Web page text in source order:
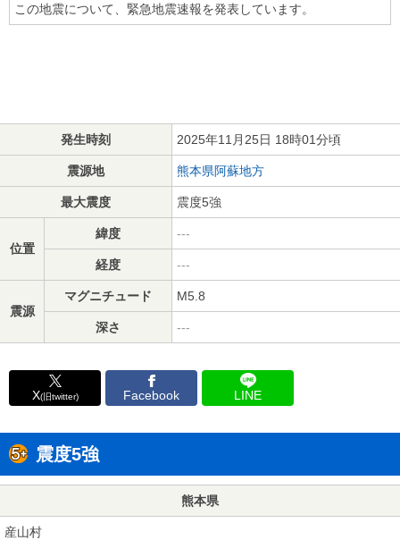
この地震について、緊急地震速報を発表しています。
発生時刻 2025年11月25日 18時01分頃
震源地 熊本県阿蘇地方
最大震度 震度5強
位置
緯度 ---
経度 ---
震源
マグニチュード M5.8
深さ ---
X(旧twitter) Facebook LINE
震度5強
熊本県
産山村